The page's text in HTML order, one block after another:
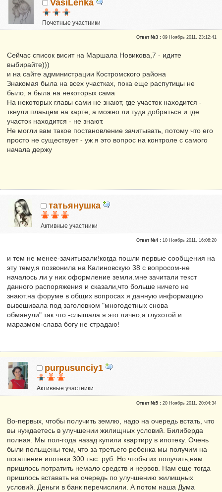
VasiLenka
Почетные участники
Ответ №3 :09 Ноябрь 2011, 23:12:41
Сейчас список висит на Маршала Новикова,7 - идите
выбирайте)))
и на сайте администрации Костромского района
Знакомая была на всех участках, пока еще распутицы не
было, я была на некоторых сама
На некоторых главы сами не знают, где участок находится -
ткнули плаьцем на карте, а можно ли туда добраться и где
участок находится - не знают.
Не могли вам такое постановление зачитывать, потому что его
просто не существует - уж я это вопрос на контроле с самого
начала держу
татьянушка
Активные участники
Репутация:0
Ответ №4 :10 Ноябрь 2011, 16:06:20
и тем не менее-зачитывали!когда пошли первые сообщения на
эту тему,я позвонила на Калиновскую 38 с вопросом-не
началось ли у них оформление земли.мне зачитали текст
данного распоряжения и сказали,что больше ничего не
знают.на форуме в общих вопросах я данную информацию
вывешивала под заголовком "многодетных снова
обманули".так что -слышала я это лично,а глухотой и
маразмом-слава богу не страдаю!
purpusunciy1
Активные участники
Почему после уборки нельзя нажать кнопку сохранить
Ответ №5 :20 Ноябрь 2011, 20:04:34
Во-первых, чтобы получить землю, надо на очередь встать, что
вы нуждаетесь в улучшении жилищных условий. Билиберда
полная. Мы пол-года назад купили квартиру в ипотеку. Очень
были польщены тем, что за третьего ребенка мы получим на
погашение ипотеки 300 тыс. руб. Но чтобы их получить,нам
пришлось потратить немало средств и нервов. Нам еще тогда
пришлось вставать на очередь по улучшению жилищных
условий. Деньги в банк перечислили. А потом наша Дума